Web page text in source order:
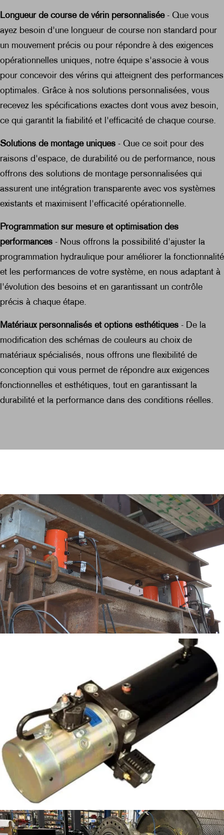
Longueur de course de vérin personnalisée- Que vous
ayez besoin d'une longueur de course non standard pour
un mouvement précis ou pour répondre à des exigences
opérationnelles uniques, notre équipe s'associe à vous
pour concevoir des vérins qui atteignent des performances
optimales. Grâce à nos solutions personnalisées, vous
recevez les spécifications exactes dont vous avez besoin,
ce qui garantit la fiabilité et l'efficacité de chaque course.
Solutions de montage uniques - Que ce soit pour des
raisons d'espace, de durabilité ou de performance, nous
offrons des solutions de montage personnalisées qui
assurent une intégration transparente avec vos systèmes
existants et maximisent l'efficacité opérationnelle.
Programmation sur mesure et optimisation des
performances - Nous offrons la possibilité d'ajuster la
programmation hydraulique pour améliorer la fonctionnalité
et les performances de votre système, en nous adaptant à
l'évolution des besoins et en garantissant un contrôle
précis à chaque étape.
Matériaux personnalisés et options esthétiques - De la
modification des schémas de couleurs au choix de
matériaux spécialisés, nous offrons une flexibilité de
conception qui vous permet de répondre aux exigences
fonctionnelles et esthétiques, tout en garantissant la
durabilité et la performance dans des conditions réelles.